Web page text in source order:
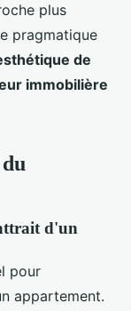
plus
pragmatique
de
immobilière
d'un
pour
appartement.